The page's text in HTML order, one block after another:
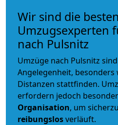
Wir sind die besten
Umzugsexperten
nach Pulsnitz
Umzüge nach Pulsnitz
Angelegenheit,
Distanzen stattfinden.
erfordern jedoch
Organisation, um
reibungslosverläuft.